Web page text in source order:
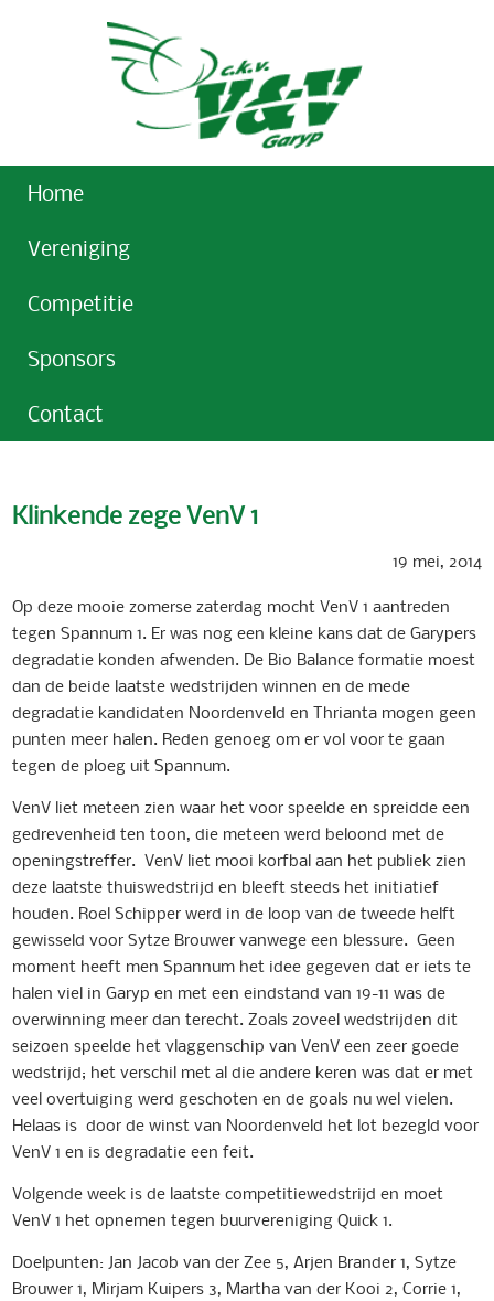
Home
Vereniging
Competitie
Sponsors
Contact
Klinkende zege VenV 1
19 mei, 2014
Op deze mooie zomerse zaterdag mocht VenV 1 aantreden
tegen Spannum 1. Er was nog een kleine kans dat de Garypers
degradatie konden afwenden. De Bio Balance formatie moest
dan de beide laatste wedstrijden winnen en de mede
degradatie kandidaten Noordenveld en Thrianta mogen geen
punten meer halen. Reden genoeg om er vol voor te gaan
tegen de ploeg uit Spannum.
VenV liet meteen zien waar het voor speelde en spreidde een
gedrevenheid ten toon, die meteen werd beloond met de
openingstreffer. VenV liet mooi korfbal aan het publiek zien
deze laatste thuiswedstrijd en bleeft steeds het initiatief
houden. Roel Schipper werd in de loop van de tweede helft
gewisseld voor Sytze Brouwer vanwege een blessure. Geen
moment heeft men Spannum het idee gegeven dat er iets te
halen viel in Garyp en met een eindstand van 19-11 was de
overwinning meer dan terecht. Zoals zoveel wedstrijden dit
seizoen speelde het vlaggenschip van VenV een zeer goede
wedstrijd; het verschil met al die andere keren was dat er met
veel overtuiging werd geschoten en de goals nu wel vielen.
Helaas is door de winst van Noordenveld het lot bezegld voor
VenV 1 en is degradatie een feit.
Volgende week is de laatste competitiewedstrijd en moet
VenV 1 het opnemen tegen buurvereniging Quick 1.
Doelpunten: Jan Jacob van der Zee 5, Arjen Brander 1, Sytze
Brouwer 1, Mirjam Kuipers 3, Martha van der Kooi 2, Corrie 1,